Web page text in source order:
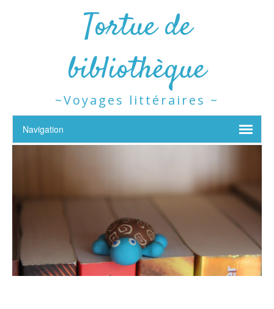
Tortue de
bibliothèque
~Voyages littéraires ~